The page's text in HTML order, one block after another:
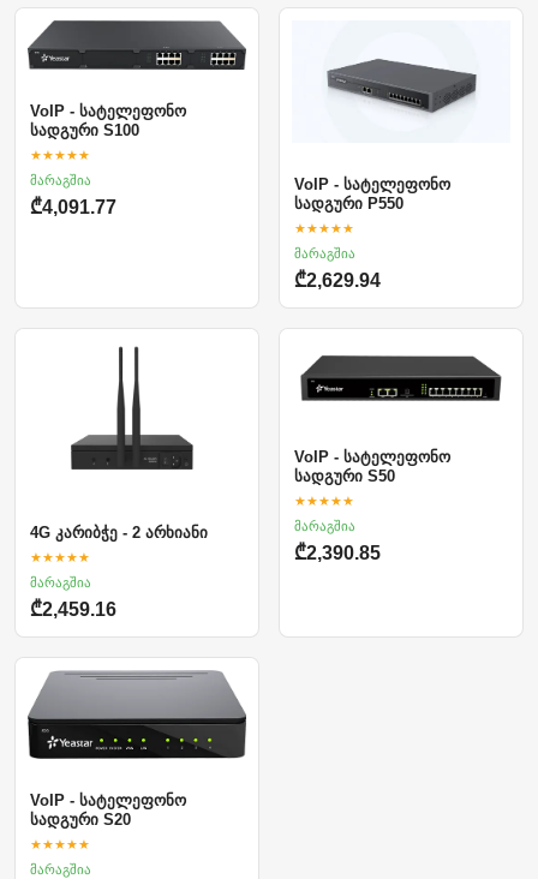
VoIP - სატელეფონო
სადგური S100
★★★★★
მარაგშია
₾4,091.77
VoIP - სატელეფონო
სადგური P550
★★★★★
მარაგშია
₾2,629.94
4G კარიბჭე - 2 არხიანი
★★★★★
მარაგშია
₾2,459.16
VoIP - სატელეფონო
სადგური S50
★★★★★
მარაგშია
₾2,390.85
VoIP - სატელეფონო
სადგური S20
★★★★★
მარაგშია